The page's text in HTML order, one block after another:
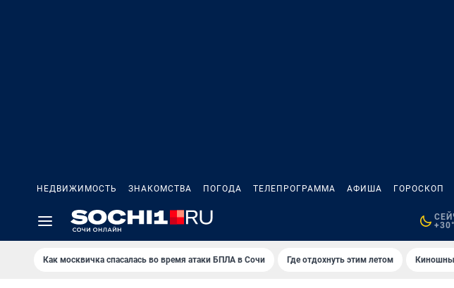
НЕДВИЖИМОСТЬ ЗНАКОМСТВА ПОГОДА ТЕЛЕПРОГРАММА АФИША ГОРОСКОП
Как москвичка спасалась во время атаки БПЛА в Сочи Где отдохнуть этим летом